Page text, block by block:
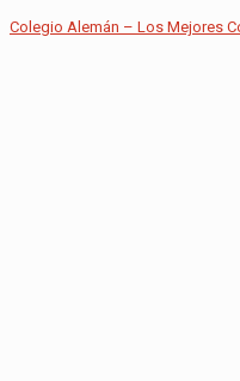
Colegio Alemán – Los Mejores